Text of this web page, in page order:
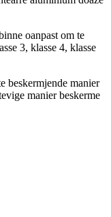
oanpast om te
3, klasse 4, klasse
beskermjende manier
manier beskerme